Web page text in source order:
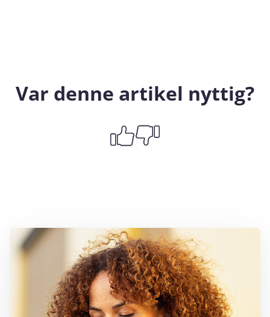
Var denne artikel nyttig?